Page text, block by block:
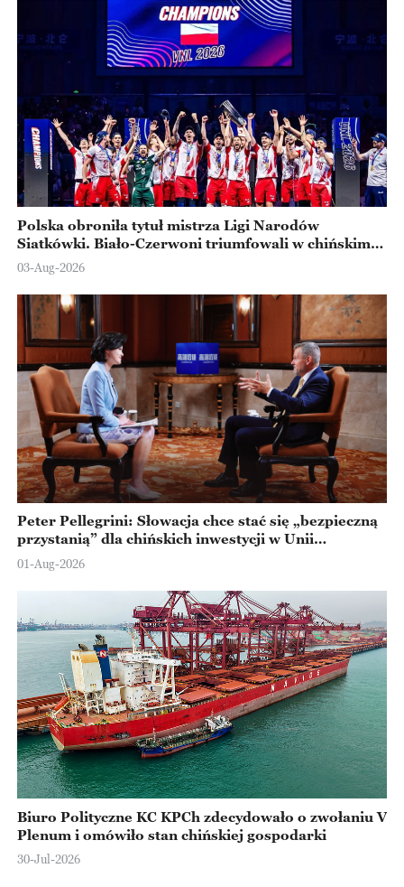
Polska obroniła tytuł mistrza Ligi Narodów
Siatkówki. Biało-Czerwoni triumfowali w chińskim
Ningbo
03-Aug-2026
Peter Pellegrini: Słowacja chce stać się „bezpieczną
przystanią” dla chińskich inwestycji w Unii
Europejskiej
01-Aug-2026
Biuro Polityczne KC KPCh zdecydowało o zwołaniu V
Plenum i omówiło stan chińskiej gospodarki
30-Jul-2026